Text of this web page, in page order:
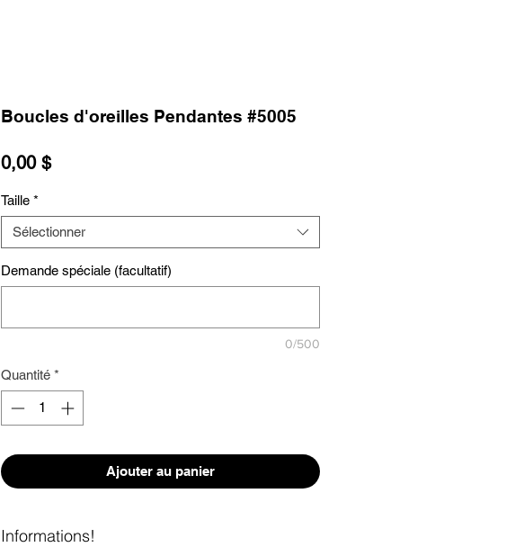
Boucles d'oreilles Pendantes #5005
0,00 $Prix
Taille *
Sélectionner
Demande spéciale (facultatif)
0/500
Quantité *
Ajouter au panier
Informations!